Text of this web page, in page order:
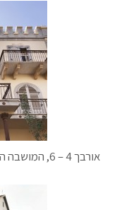
אורבך 4 – 6,